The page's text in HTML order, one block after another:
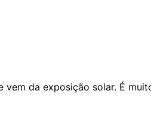
da exposição solar. É